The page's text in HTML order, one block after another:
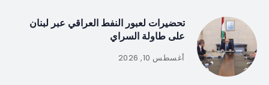
تحضيرات لعبور النفط العراقي عبر لبنان
على طاولة السراي
أغسطس 10, 2026